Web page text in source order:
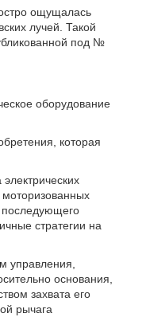
ощущалась
лучей. Такой
под №
оборудование
которая
стратегии на
управления,
основания,
захвата его
рычага